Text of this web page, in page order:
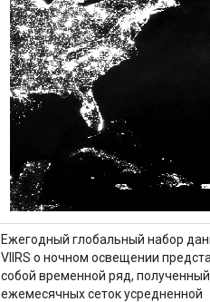
Ежегодный глобальный набор
VIIRS о ночном освещении
собой временной ряд,
ежемесячных сеток усредненной